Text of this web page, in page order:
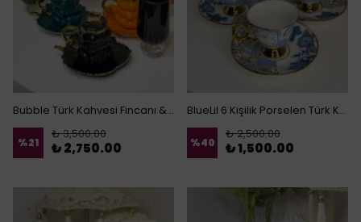
Bubble Türk Kahvesi Fincanı & Kahve Yanı Su Bardağı Set
%21
₺ 3,500.00
₺ 2,750.00
BlueLil 6 Kişilik Porselen Türk Kahvesi Fincanj
%40
₺ 2,500.00
₺ 1,500.00